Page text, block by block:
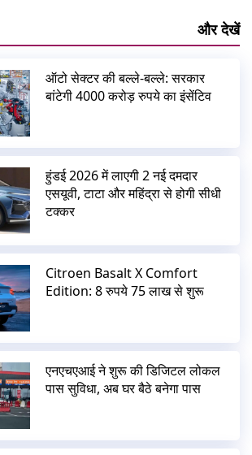
और देखें
ऑटो सेक्टर की बल्ले-बल्ले: सरकार
बांटेगी 4000 करोड़ रुपये का इंसेंटिव
हुंडई 2026 में लाएगी 2 नई दमदार
एसयूवी, टाटा और महिंद्रा से होगी सीधी
टक्कर
Citroen Basalt X Comfort
Edition: 8 रुपये 75 लाख से शुरू
एनएचएआई ने शुरू की डिजिटल लोकल
पास सुविधा, अब घर बैठे बनेगा पास